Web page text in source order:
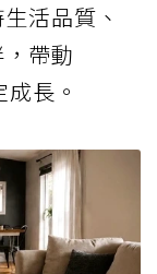
活品質、
帶動
長。